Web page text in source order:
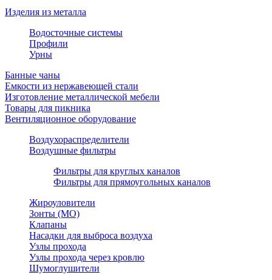
Изделия из металла
Водосточные системы
Профили
Урны
Банные чаны
Емкости из нержавеющей стали
Изготовление металлической мебели
Товары для пикника
Вентиляционное оборудование
Воздухораспределители
Воздушные фильтры
Фильтры для круглых каналов
Фильтры для прямоугольных каналов
Жироуловители
Зонты (МО)
Клапаны
Насадки для выброса воздуха
Узлы прохода
Узлы прохода через кровлю
Шумоглушители